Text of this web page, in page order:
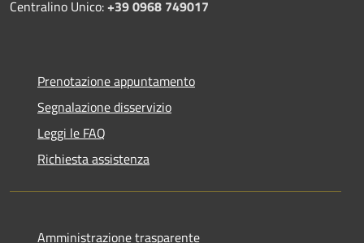
Centralino Unico:+39 0968 749017
Prenotazione appuntamento
Segnalazione disservizio
Leggi le FAQ
Richiesta assistenza
Amministrazione trasparente